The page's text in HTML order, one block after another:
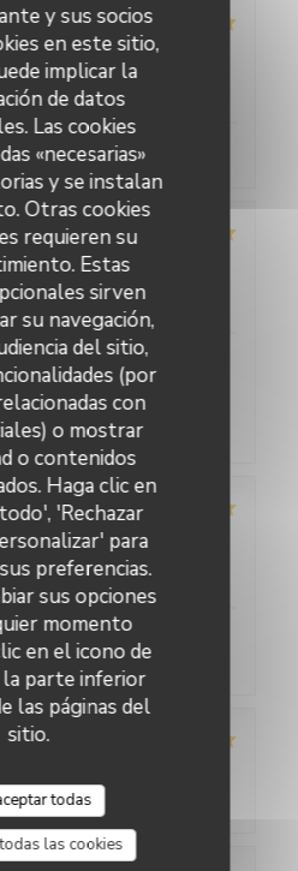
y sus socios
en este sitio,
implicar la
de datos
Las cookies
«necesarias»
y se instalan
Otras cookies
requieren su
Estas
sirven
su navegación,
del sitio,
(por
con
o mostrar
o contenidos
Haga clic en
'Rechazar
para
preferencias.
sus opciones
momento
en el icono de
la parte inferior
las páginas del
sitio.
todas
las cookies
2
5/5 Menú: 5/5 Calidad / Precio
toujours !
2
4/5 Menú: 5/5 Calidad / Precio
een eerlijke prijs. Water
persoons tafeltjes zijn wat
niet veel ruimte.
2
5/5 Menú:5/5 Calidad / Precio
Plats toujours
5/5 Menú:4/5